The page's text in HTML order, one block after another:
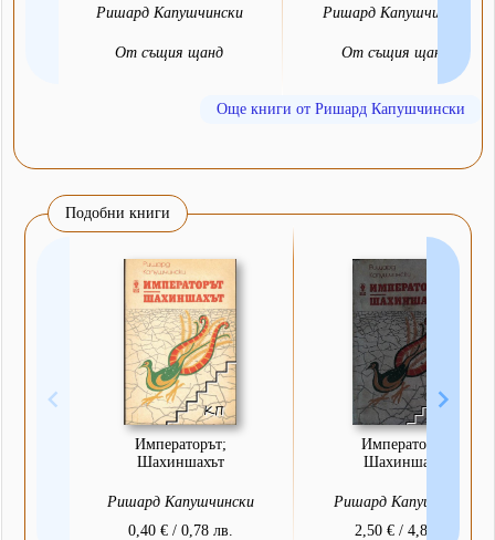
Ришард Капушчински
От същия щанд
Ришард Капушчински
От същия щанд
Още книги от Ришард Капушчински
Подобни книги
Императорът;
Шахиншахът
Ришард Капушчински
0,40 € / 0,78 лв.
Императорът.
Шахиншахът
Ришард Капушчински
2,50 € / 4,89 лв.